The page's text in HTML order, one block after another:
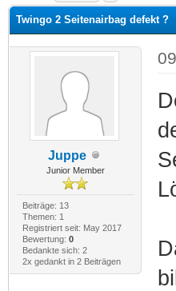
Twingo 2 Seitenairbag defekt ?
Juppe
Junior Member
Beiträge: 13
Themen: 1
Registriert seit: May 2017
Bewertung: 0
Bedankte sich: 2
2x gedankt in 2 Beiträgen